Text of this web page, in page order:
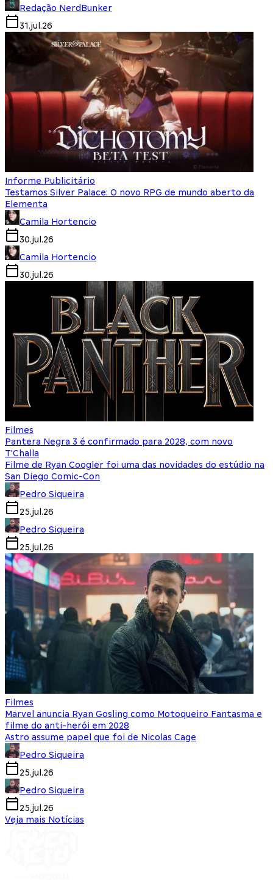
Redação NerdBunker
31.jul.26
Informe Publicitário
Testamos Silver Palace: O novo RPG de mundo aberto da
Elementa
Camila Hortencio
30.jul.26
Camila Hortencio
30.jul.26
Filmes
Pantera Negra 3 é confirmado para 2028, com novo
T'Challa
Filme de Ryan Coogler foi uma das novidades do estúdio na
San Diego Comic-Con
Pedro Siqueira
25.jul.26
Pedro Siqueira
25.jul.26
Filmes
Marvel anuncia Ryan Gosling como Motoqueiro Fantasma e
filme do anti-herói em 2028
Astro assume papel que foi de Nicolas Cage
Pedro Siqueira
25.jul.26
Pedro Siqueira
25.jul.26
Veja mais Notícias